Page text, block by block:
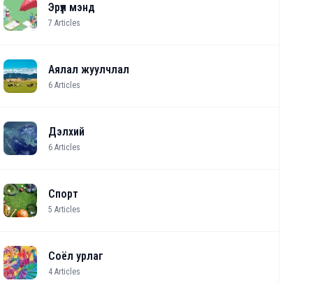
Эрүүл мэнд
7 Articles
Аялал жуулчлал
6 Articles
Дэлхий
6 Articles
Спорт
5 Articles
Соёл урлаг
4 Articles